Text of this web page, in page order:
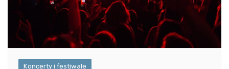
Koncerty i festiwale